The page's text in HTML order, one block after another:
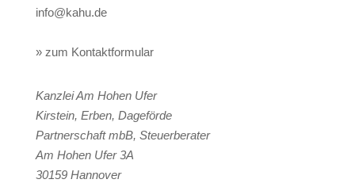
info@kahu.de
» zum Kontaktformular
Kanzlei Am Hohen Ufer
Kirstein, Erben, Dageförde
Partnerschaft mbB, Steuerberater
Am Hohen Ufer 3A
30159 Hannover